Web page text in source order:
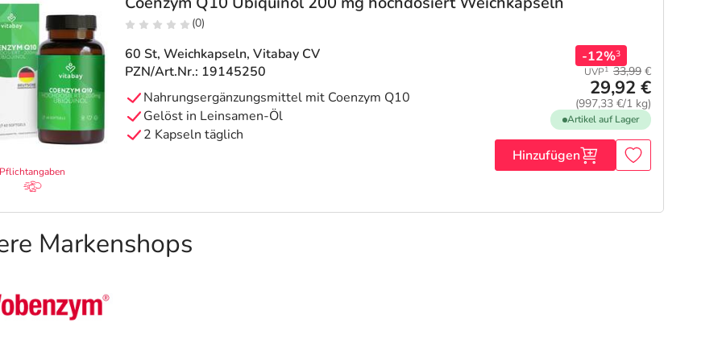
(0)
Pflichtangaben
60 St, Weichkapseln, Vitabay CV
PZN/Art.Nr.: 19145250
Nahrungsergänzungsmittel mit Coenzym Q10
Gelöst in Leinsamen-Öl
2 Kapseln täglich
UVP1 33,99 €
29,92 €
(997,33 €/1 kg)
-12%3
Artikel auf Lager
Hinzufügen
Markenshops